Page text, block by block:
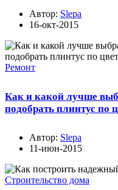
Автор: Slepa
16-окт-2015
Ремонт
Как и какой лучше
подобрать плинтус по
Автор: Slepa
11-июн-2015
Строительство дома